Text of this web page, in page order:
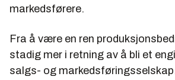
markedsførere.
Fra å være en ren
stadig mer i retning av å bli et
salgs- og